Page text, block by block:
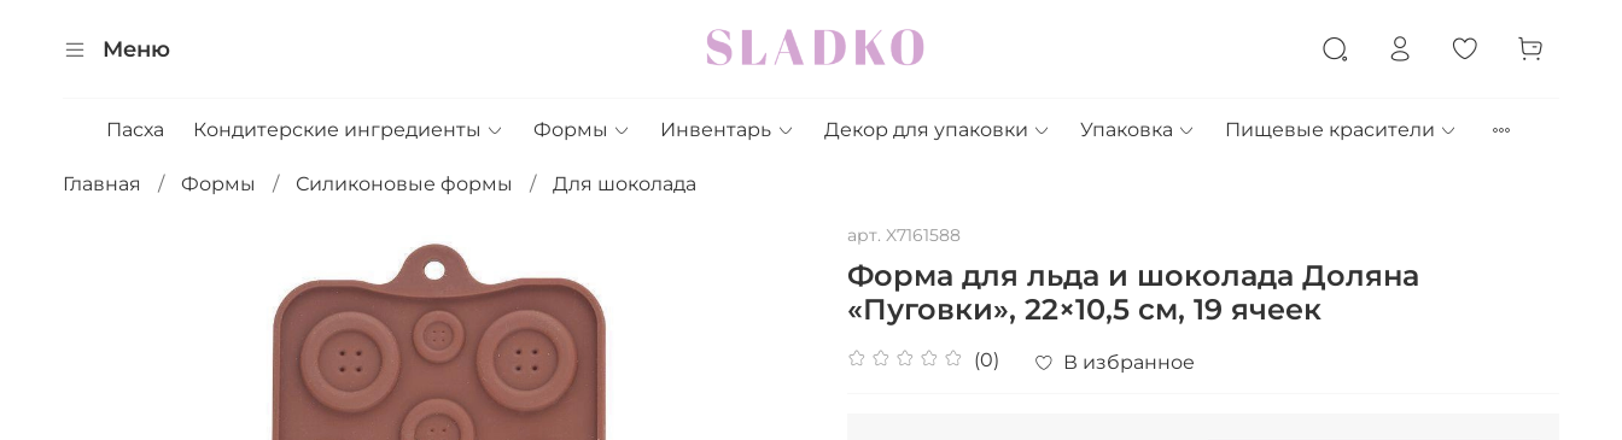
Меню
Пасха Кондитерские ингредиенты Формы Инвентарь Декор для упаковки Упаковка Пищевые красители
Главная Формы Силиконовые формы Для шоколада
арт. X7161588
Форма для льда и шоколада Доляна
«Пуговки», 22×10,5 см, 19 ячеек
(0) В избранное